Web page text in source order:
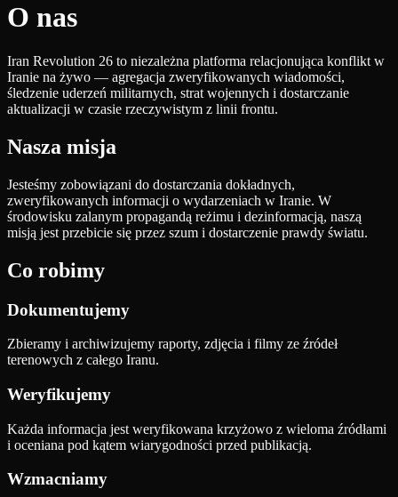
O nas
Iran Revolution 26 to niezależna platforma relacjonująca konflikt w
Iranie na żywo — agregacja zweryfikowanych wiadomości,
śledzenie uderzeń militarnych, strat wojennych i dostarczanie
aktualizacji w czasie rzeczywistym z linii frontu.
Nasza misja
Jesteśmy zobowiązani do dostarczania dokładnych,
zweryfikowanych informacji o wydarzeniach w Iranie. W
środowisku zalanym propagandą reżimu i dezinformacją, naszą
misją jest przebicie się przez szum i dostarczenie prawdy światu.
Co robimy
Dokumentujemy
Zbieramy i archiwizujemy raporty, zdjęcia i filmy ze źródeł
terenowych z całego Iranu.
Weryfikujemy
Każda informacja jest weryfikowana krzyżowo z wieloma źródłami
i oceniana pod kątem wiarygodności przed publikacją.
Wzmacniamy